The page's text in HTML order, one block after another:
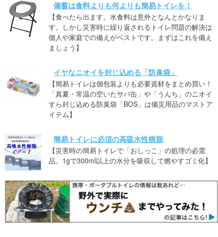
備蓄は食料よりも何よりも簡易トイレを！
【食べたら出ます。水食料は意外となんとかなりま
す。しかし災害時に繰り返されるトイレ問題の解決は
個人や家庭での備えがベストです。まずはこれを備え
ましょう】
イヤなニオイを封じ込める「防臭袋」
【簡易トイレは個包装よりも必要資材をまとめ買い！
「真夏・常温の空いたサバ缶」や「うんち」のニオイ
すら封じ込める防臭袋「BOS」は備災用品のマストア
イテム】
簡易トイレに必須の高吸水性樹脂
【災害時の簡易トイレで「おしっこ」の処理の必需
品。1gで300ml以上の水分を吸収して燃やすゴミ化】